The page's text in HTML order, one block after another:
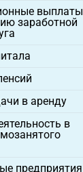
выплаты
заработной
в аренду
в
предприятия